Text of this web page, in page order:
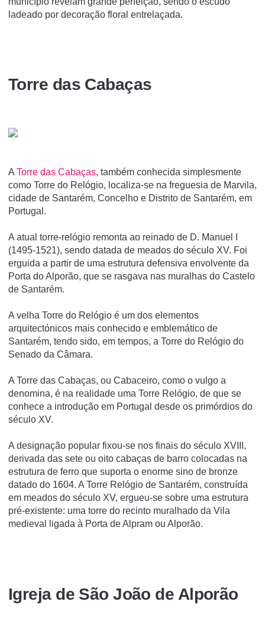
ladeado por decoração floral entrelaçada.
Torre das Cabaças
A Torre das Cabaças, também conhecida simplesmente
como Torre do Relógio, localiza-se na freguesia de Marvila,
cidade de Santarém, Concelho e Distrito de Santarém, em
Portugal.
A atual torre-relógio remonta ao reinado de D. Manuel I
(1495-1521), sendo datada de meados do século XV. Foi
erguida a partir de uma estrutura defensiva envolvente da
Porta do Alporão, que se rasgava nas muralhas do Castelo
de Santarém.
A velha Torre do Relógio é um dos elementos
arquitectónicos mais conhecido e emblemático de
Santarém, tendo sido, em tempos, a Torre do Relógio do
Senado da Câmara.
A Torre das Cabaças, ou Cabaceiro, como o vulgo a
denomina, é na realidade uma Torre Relógio, de que se
conhece a introdução em Portugal desde os primórdios do
século XV.
A designação popular fixou-se nos finais do século XVIII,
derivada das sete ou oito cabaças de barro colocadas na
estrutura de ferro que suporta o enorme sino de bronze
datado do 1604. A Torre Relógio de Santarém, construída
em meados do século XV, ergueu-se sobre uma estrutura
pré-existente: uma torre do recinto muralhado da Vila
medieval ligada à Porta de Alpram ou Alporão.
Igreja de São João de Alporão